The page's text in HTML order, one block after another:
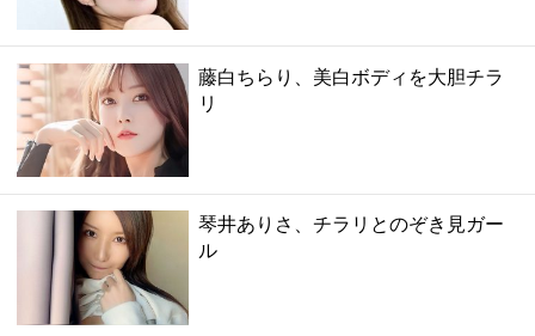
藤白ちらり、美白ボディを大胆チラ
リ
琴井ありさ、チラリとのぞき見ガー
ル